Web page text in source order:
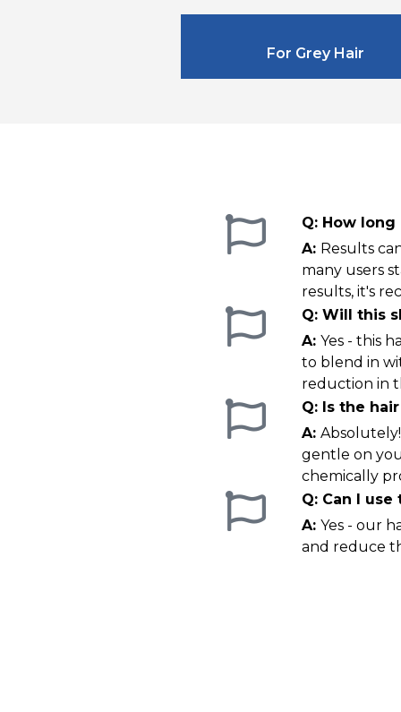
For Grey Hair
How
Results
many users
results, it's
Will this
Yes - this
to blend in
reduction in
Is the
gentle on
chemically
Can I
Yes - our
and reduce